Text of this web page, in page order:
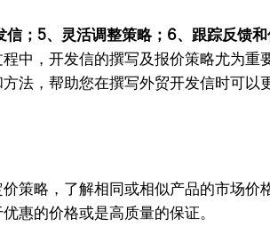
；5、灵活调整策略；6、跟踪反馈
中，开发信的撰写及报价策略尤为重
法，帮助您在撰写外贸开发信时可以
策略，了解相同或相似产品的市场价
惠的价格或是高质量的保证。